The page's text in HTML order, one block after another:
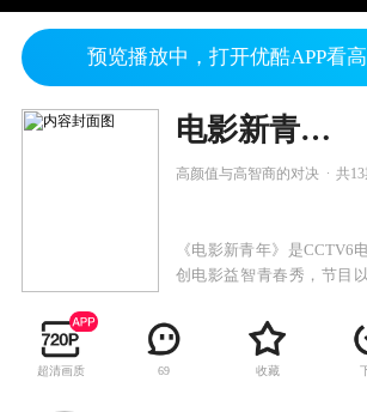
预览播放中，打开优酷APP看
电影新青年 2015
高颜值与高智商的对决 共13
《电影新青年》是CCTV6
创电影益智青春秀，节目
有机结合更让节目寓教于乐
超清画质 69 收藏